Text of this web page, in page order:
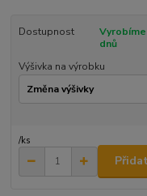
Dostupnost
dnů
Výšivka na výrobku
/ks